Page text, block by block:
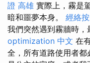
證 高雄 實際上，霧是
暗和噩夢本身。 經絡
我們突然遇到霧牆時，
optimization 中文 在
全，所有道路使用者